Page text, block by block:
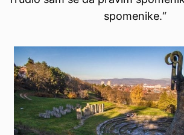
spomenike.“